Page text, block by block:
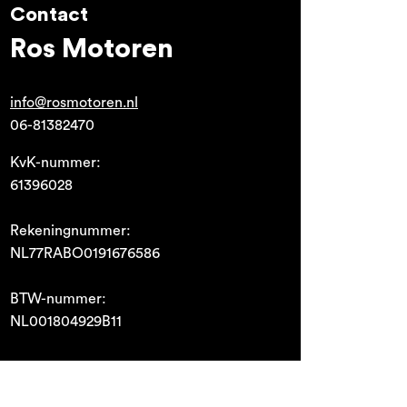
Contact
Ros Motoren
info@rosmotoren.nl
06-81382470
KvK-nummer:
61396028
Rekeningnummer:
NL77RABO0191676586
BTW-nummer:
NL001804929B11